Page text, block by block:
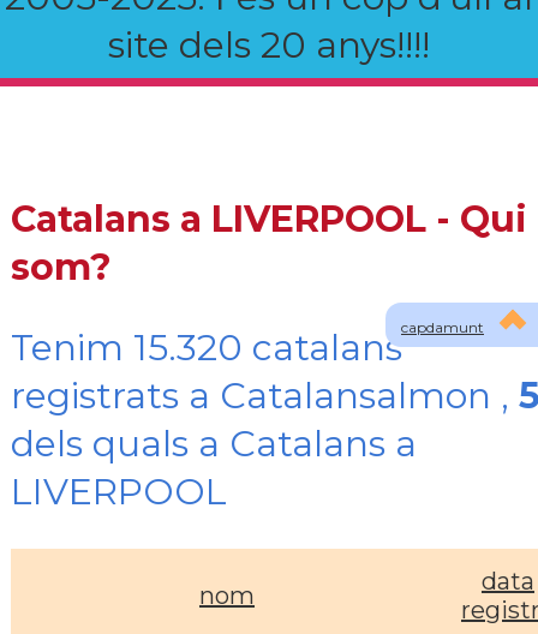
site dels 20 anys!!!!
capdamunt
Catalans a LIVERPOOL - Qui
som?
Tenim 15.320 catalans
registrats a Catalansalmon ,
dels quals a Catalans a
LIVERPOOL
nom
data